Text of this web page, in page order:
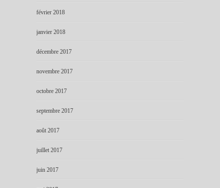
février 2018
janvier 2018
décembre 2017
novembre 2017
octobre 2017
septembre 2017
août 2017
juillet 2017
juin 2017